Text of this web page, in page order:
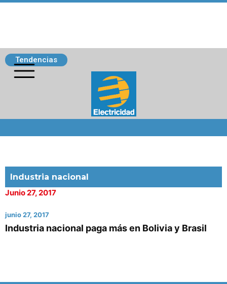
Tendencias
Industria nacional
Junio 27, 2017
junio 27, 2017
Industria nacional paga más en Bolivia y Brasil